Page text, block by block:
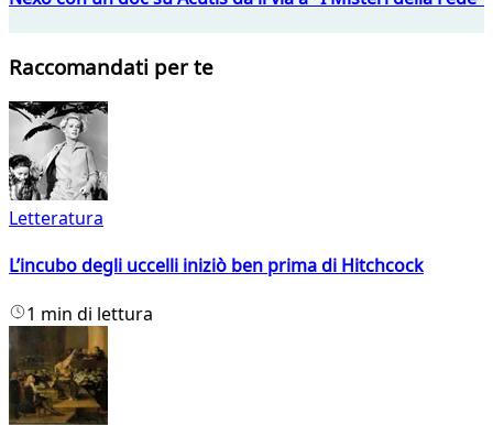
Raccomandati per te
Letteratura
L’incubo degli uccelli iniziò ben prima di Hitchcock
1 min di lettura